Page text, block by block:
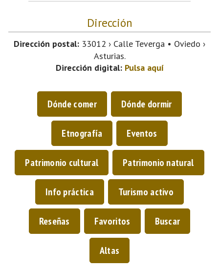
Dirección
Dirección postal: 33012 › Calle Teverga • Oviedo ›
Asturias.
Dirección digital: Pulsa aquí
Dónde comer Dónde dormir
Etnografía Eventos
Patrimonio cultural Patrimonio natural
Info práctica Turismo activo
Reseñas Favoritos Buscar
Altas